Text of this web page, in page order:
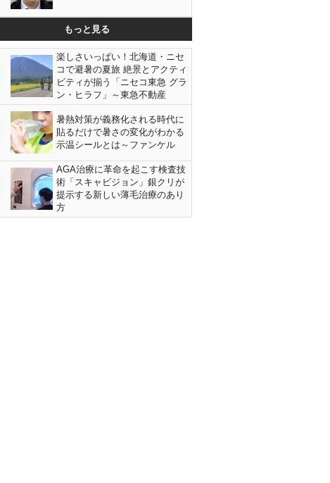
もっと見る
楽しさいっぱい！北海道・ニセ
コで避暑の夏旅 絶景とアクティ
ビティが揃う「ニセコ東急 グラ
ン・ヒラフ」～東急不動産
暑熱対策が義務化される時代に
貼るだけで暑さの変化がわかる
示温シールとは～ファンケル
AGA治療に革命を起こす検査技
術「スキャビジョン」銀クリが
提示する新しい薄毛治療のあり
方